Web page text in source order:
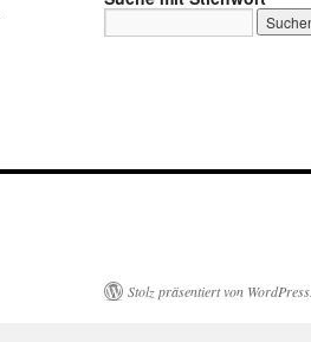
Stolz präsentiert von WordPress.